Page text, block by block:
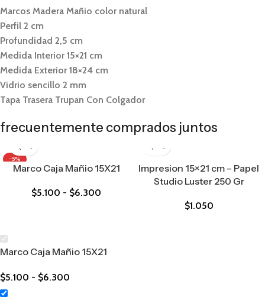
Marcos Madera Mañio color natural
Perfil 2 cm
Profundidad 2,5 cm
Medida Interior 15×21 cm
Medida Exterior 18×24 cm
Vidrio sencillo 2 mm
Tapa Trasera Trupan Con Colgador
frecuentemente comprados juntos
-5%
Marco Caja Mañio 15X21
$5.100 - $6.300
Impresion 15×21 cm – Papel
Studio Luster 250 Gr
$1.050
Marco Caja Mañio 15X21
$5.100 - $6.300